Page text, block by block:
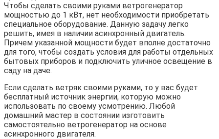
Чтобы сделать своими руками ветрогенератор
мощностью до 1 кВт, нет необходимости приобретать
специальное оборудование. Данную задачу легко
решить, имея в наличии асинхронный двигатель.
Причем указанной мощности будет вполне достаточно
для того, чтобы создать условия для работы отдельных
бытовых приборов и подключить уличное освещение в
саду на даче.
Если сделать ветряк своими руками, то у вас будет
бесплатный источник энергии, которую можно
использовать по своему усмотрению. Любой
домашний мастер в состоянии изготовить
самостоятельно ветрогенератор на основе
асинхронного двигателя.